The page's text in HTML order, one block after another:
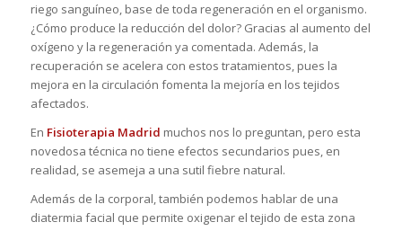
riego sanguíneo, base de toda regeneración en el organismo.
¿Cómo produce la reducción del dolor? Gracias al aumento del
oxígeno y la regeneración ya comentada. Además, la
recuperación se acelera con estos tratamientos, pues la
mejora en la circulación fomenta la mejoría en los tejidos
afectados.
En Fisioterapia Madrid muchos nos lo preguntan, pero esta
novedosa técnica no tiene efectos secundarios pues, en
realidad, se asemeja a una sutil fiebre natural.
Además de la corporal, también podemos hablar de una
diatermia facial que permite oxigenar el tejido de esta zona